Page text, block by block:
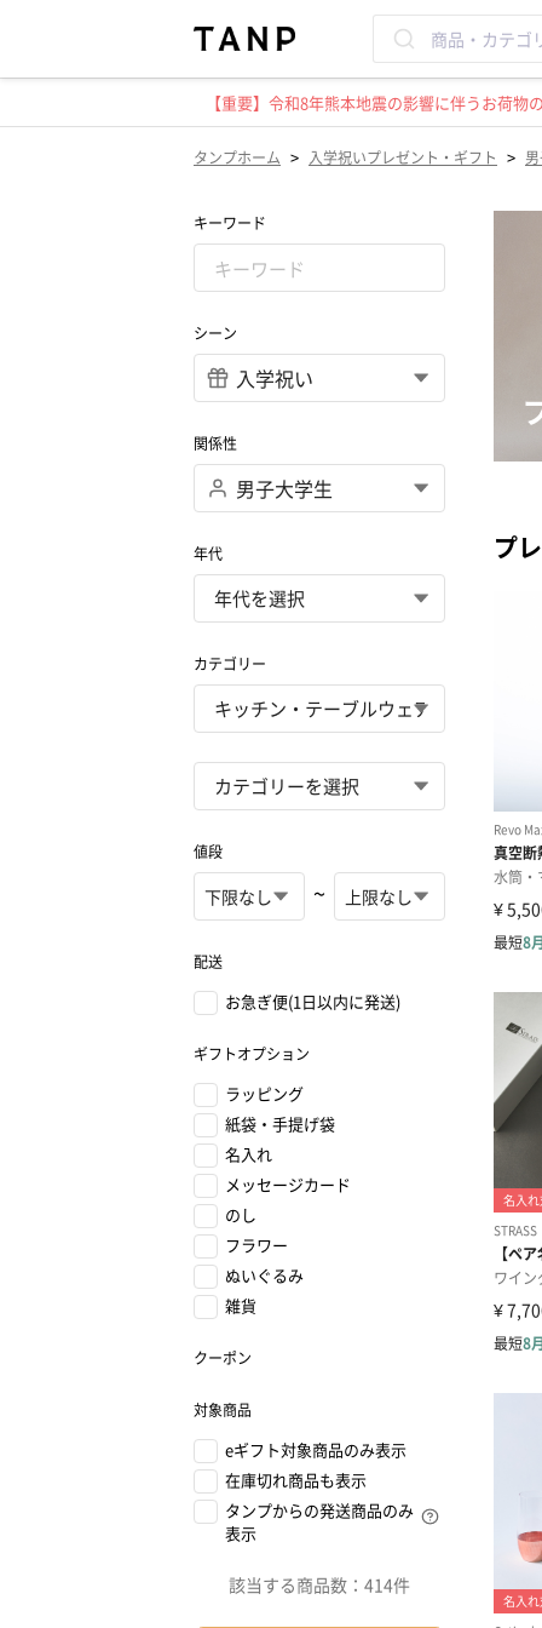
【重要】令和8年熊本地震の影響に伴うお荷
タンプホーム > 入学祝いプレゼント・ギフト >
キーワード
シーン
関係性
年代
カテゴリー
値段
~
配送
お急ぎ便(1日以内に発送)
ギフトオプション
ラッピング
紙袋・手提げ袋
名入れ
メッセージカード
のし
フラワー
ぬいぐるみ
雑貨
クーポン
対象商品
eギフト対象商品のみ表示
在庫切れ商品も表示
タンプからの発送商品のみ
表示
該当する商品数： 414件
プ